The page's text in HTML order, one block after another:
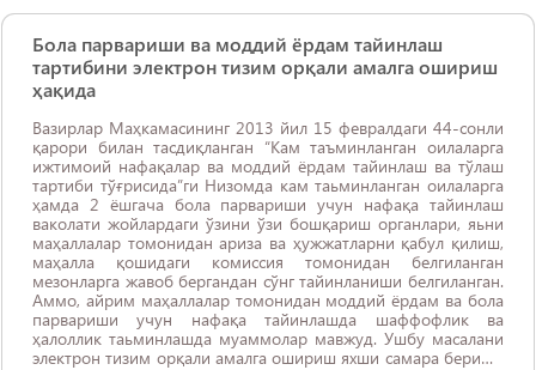
Бола парвариши ва моддий ёрдам тайинлаш
тартибини электрон тизим орқали амалга ошириш
ҳақида
Вазирлар Маҳкамасининг 2013 йил 15 февралдаги 44-сонли
қарори билан тасдиқланган “Кам таъминланган оилаларга
ижтимоий нафақалар ва моддий ёрдам тайинлаш ва тўлаш
тартиби тўғрисида”ги Низомда кам таьминланган оилаларга
ҳамда 2 ёшгача бола парвариши учун нафақа тайинлаш
ваколати жойлардаги ўзини ўзи бошқариш органлари, яьни
маҳаллалар томонидан ариза ва ҳужжатларни қабул қилиш,
маҳалла қошидаги комиссия томонидан белгиланган
мезонларга жавоб бергандан сўнг тайинланиши белгиланган.
Аммо, айрим маҳаллалар томонидан моддий ёрдам ва бола
парвариши учун нафақа тайинлашда шаффофлик ва
ҳалоллик таьминлашда муаммолар мавжуд. Ушбу масалани
электрон тизим орқали амалга ошириш яхши самара бериши